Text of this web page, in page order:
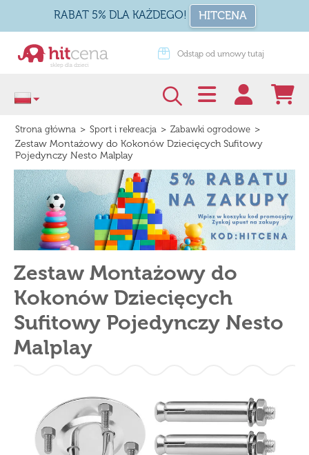
RABAT 5% DLA KAŻDEGO! HITCENA
Odstąp od umowy tutaj
Strona główna > Sport i rekreacja > Zabawki ogrodowe >
Zestaw Montażowy do Kokonów Dziecięcych Sufitowy
Pojedynczy Nesto Malplay
Zestaw Montażowy do
Kokonów Dziecięcych
Sufitowy Pojedynczy Nesto
Malplay